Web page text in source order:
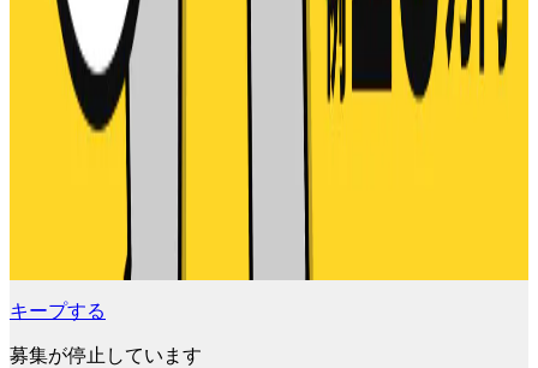
キープする
募集が停止しています